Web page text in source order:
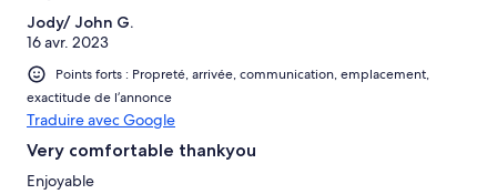
Jody/ John G.
16 avr. 2023
Points forts : Propreté, arrivée, communication, emplacement,
exactitude de l’annonce
Traduire avec Google
Very comfortable thankyou
Enjoyable